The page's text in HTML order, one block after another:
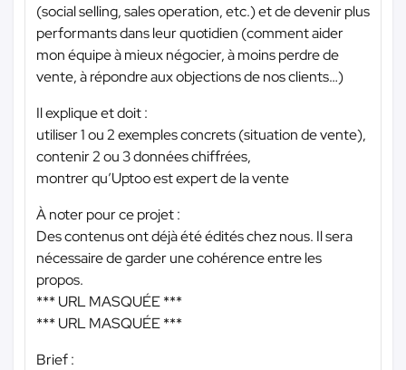
(social selling, sales operation, etc.) et de devenir plus
performants dans leur quotidien (comment aider
mon équipe à mieux négocier, à moins perdre de
vente, à répondre aux objections de nos clients…)
Il explique et doit :
utiliser 1 ou 2 exemples concrets (situation de vente),
contenir 2 ou 3 données chiffrées,
montrer qu’Uptoo est expert de la vente
À noter pour ce projet :
Des contenus ont déjà été édités chez nous. Il sera
nécessaire de garder une cohérence entre les
propos.
*** URL MASQUÉE ***
*** URL MASQUÉE ***
Brief :